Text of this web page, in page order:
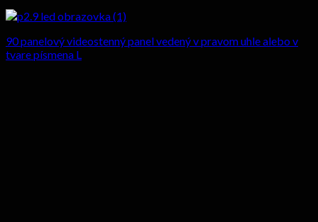
90 panelový videostenný panel vedený v pravom uhle alebo v
tvare písmena L